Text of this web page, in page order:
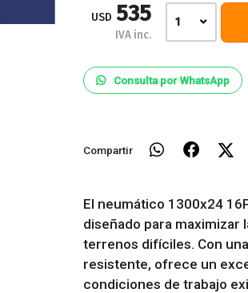
USD 535
IVA inc.
1
Consulta por WhatsApp
Compartir
El neumático 1300x24
diseñado para maximizar
terrenos difíciles. Con
resistente, ofrece un
condiciones de trabajo